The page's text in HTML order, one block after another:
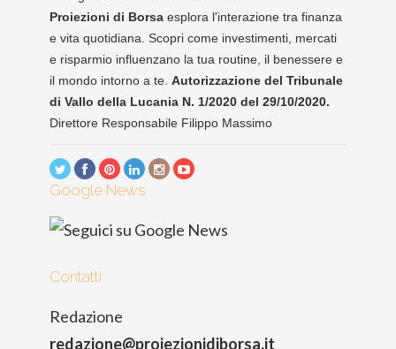
Proiezioni di Borsa esplora l'interazione tra finanza
e vita quotidiana. Scopri come investimenti, mercati
e risparmio influenzano la tua routine, il benessere e
il mondo intorno a te. Autorizzazione del Tribunale
di Vallo della Lucania N. 1/2020 del 29/10/2020.
Direttore Responsabile Filippo Massimo
Google News
Contatti
Redazione
redazione@proiezionidiborsa.it